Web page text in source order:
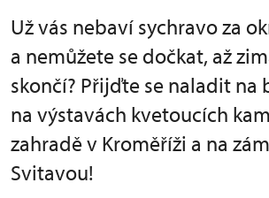
Už vás nebaví sychravo za
a nemůžete se dočkat, až
skončí? Přijďte se naladit na
na výstavách kvetoucích
zahradě v Kroměříži a na
Svitavou!